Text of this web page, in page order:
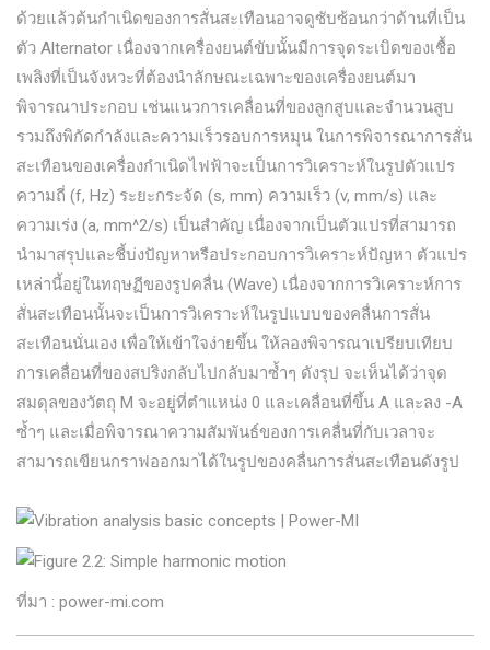
ด้วยแล้วต้นกำเนิดของการสั่นสะเทือนอาจดูซับซ้อนกว่าด้านที่เป็น
ตัว Alternator เนื่องจากเครื่องยนต์ขับนั้นมีการจุดระเบิดของเชื้อ
เพลิงที่เป็นจังหวะที่ต้องนำลักษณะเฉพาะของเครื่องยนต์มา
พิจารณาประกอบ เช่นแนวการเคลื่อนที่ของลูกสูบและจำนวนสูบ
รวมถึงพิกัดกำลังและความเร็วรอบการหมุน ในการพิจารณาการสั่น
สะเทือนของเครื่องกำเนิดไฟฟ้าจะเป็นการวิเคราะห์ในรูปตัวแปร
ความถี่ (f, Hz) ระยะกระจัด (s, mm) ความเร็ว (v, mm/s) และ
ความเร่ง (a, mm^2/s) เป็นสำคัญ เนื่องจากเป็นตัวแปรที่สามารถ
นำมาสรุปและชี้บ่งปัญหาหรือประกอบการวิเคราะห์ปัญหา ตัวแปร
เหล่านี้อยู่ในทฤษฏีของรูปคลื่น (Wave) เนื่องจากการวิเคราะห์การ
สั่นสะเทือนนั้นจะเป็นการวิเคราะห์ในรูปแบบของคลื่นการสั่น
สะเทือนนั่นเอง เพื่อให้เข้าใจง่ายขึ้น ให้ลองพิจารณาเปรียบเทียบ
การเคลื่อนที่ของสปริงกลับไปกลับมาซ้ำๆ ดังรุป จะเห็นได้ว่าจุด
สมดุลของวัตถุ M จะอยู่ที่ตำแหน่ง 0 และเคลื่อนที่ขึ้น A และลง -A
ซ้ำๆ และเมื่อพิจารณาความสัมพันธ์ของการเคลื่นที่กับเวลาจะ
สามารถเขียนกราฟออกมาได้ในรูปของคลื่นการสั่นสะเทือนดังรูป
ที่มา : power-mi.com